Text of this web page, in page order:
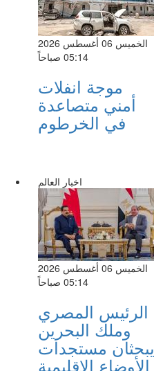
الخميس 06 أغسطس 2026
05:14 صباحاً
موجة انفلات
أمني متصاعدة
في الخرطوم
اخبار العالم
الخميس 06 أغسطس 2026
05:14 صباحاً
الرئيس المصري
وملك البحرين
يبحثان مستجدات
الأوضاع الإقليمية